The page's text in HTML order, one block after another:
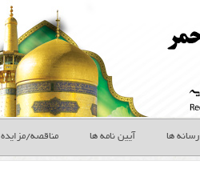
رسانه ها آیین نامه ها مناقصه/مزایده